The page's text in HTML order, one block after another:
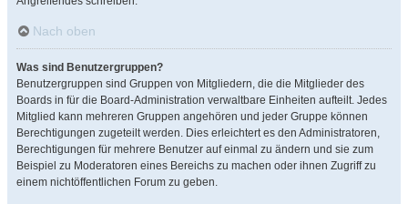
Nach oben
Was sind Benutzergruppen?
Benutzergruppen sind Gruppen von Mitgliedern, die die Mitglieder des
Boards in für die Board-Administration verwaltbare Einheiten aufteilt. Jedes
Mitglied kann mehreren Gruppen angehören und jeder Gruppe können
Berechtigungen zugeteilt werden. Dies erleichtert es den Administratoren,
Berechtigungen für mehrere Benutzer auf einmal zu ändern und sie zum
Beispiel zu Moderatoren eines Bereichs zu machen oder ihnen Zugriff zu
einem nichtöffentlichen Forum zu geben.